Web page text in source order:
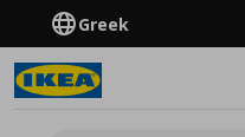
Greek